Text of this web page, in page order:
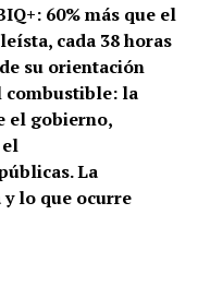
60% más que el
cada 38 horas
su orientación
combustible: la
el gobierno,
La
lo que ocurre